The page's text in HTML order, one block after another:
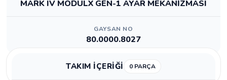
MARK IV MODULX GEN-1 AYAR MEKANİZMASI
GAYSAN NO
80.0000.8027
TAKIM İÇERİĞİ 0 PARÇA